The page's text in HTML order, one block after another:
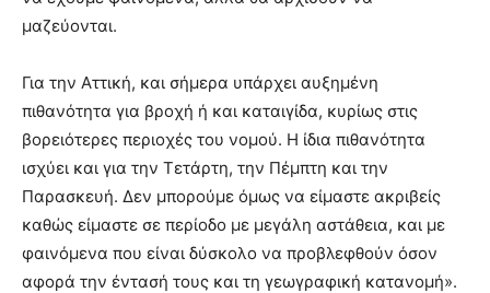
μαζεύονται.
Για την Αττική, και σήμερα υπάρχει αυξημένη
πιθανότητα για βροχή ή και καταιγίδα, κυρίως στις
βορειότερες περιοχές του νομού. Η ίδια πιθανότητα
ισχύει και για την Τετάρτη, την Πέμπτη και την
Παρασκευή. Δεν μπορούμε όμως να είμαστε ακριβείς
καθώς είμαστε σε περίοδο με μεγάλη αστάθεια, και με
φαινόμενα που είναι δύσκολο να προβλεφθούν όσον
αφορά την έντασή τους και τη γεωγραφική κατανομή».